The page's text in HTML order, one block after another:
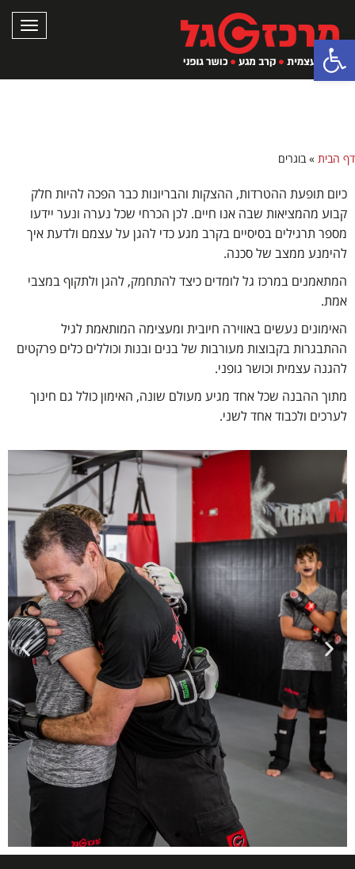
פתח סרגל נגישות
דף הבית »בוגרים
כיום תופעת ההטרדות, ההצקות והבריונות כבר הפכה להיות חלק
קבוע מהמציאות שבה אנו חיים. לכן הכרחי שכל נערה ונער יידעו
מספר תרגילים בסיסיים בקרב מגע כדי להגן על עצמם ולדעת איך
להימנע ממצב של סכנה.
המתאמנים במרכז גל לומדים כיצד להתחמק, להגן ולתקוף במצבי
אמת.
האימונים נעשים באווירה חיובית ומעצימה המותאמת לגיל
ההתבגרות בקבוצות מעורבות של בנים ובנות וכוללים כלים פרקטים
להגנה עצמית וכושר גופני.
מתוך ההבנה שכל אחד מגיע מעולם שונה, האימון כולל גם חינוך
לערכים ולכבוד אחד לשני.